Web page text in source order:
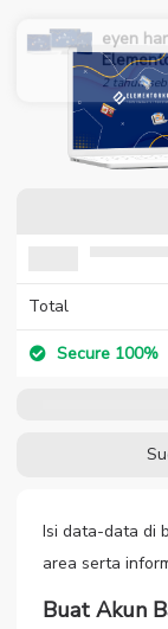
Total
Secure 100%
Isi data-data di
area serta
Buat Akun
eyen
2 tahun